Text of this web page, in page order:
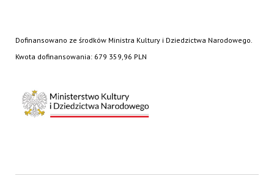
Dofinansowano ze środków Ministra Kultury i Dziedzictwa Narodowego.
Kwota dofinansowania: 679 359,96 PLN